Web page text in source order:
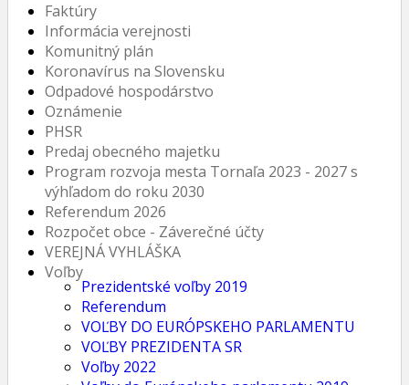
Faktúry
Informácia verejnosti
Komunitný plán
Koronavírus na Slovensku
Odpadové hospodárstvo
Oznámenie
PHSR
Predaj obecného majetku
Program rozvoja mesta Tornaľa 2023 - 2027 s
výhľadom do roku 2030
Referendum 2026
Rozpočet obce - Záverečné účty
VEREJNÁ VYHLÁŠKA
Voľby
Prezidentské voľby 2019
Referendum
VOĽBY DO EURÓPSKEHO PARLAMENTU
VOĽBY PREZIDENTA SR
Voľby 2022